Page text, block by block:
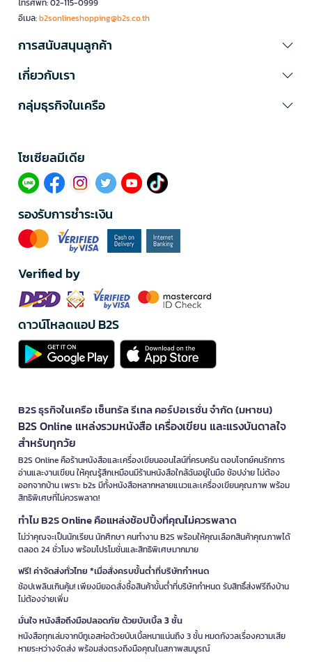
โทรศัพท์: 02-115-0999
อีเมล:b2sonlineshopping@b2s.co.th
การสนับสนุนลูกค้า
เกี่ยวกับเรา
กลุ่มธุรกิจในเครือ
โซเซียลมีเดีย​
รองรับการชำระเงิน
Verified by
ดาวน์โหลดแอป B2S
B2S ธุรกิจในเครือ เซ็นทรัล รีเทล คอร์ปอเรชั่น จำกัด (มหาชน)
B2S Online แหล่งรวมหนังสือ เครื่องเขียน และแรงบันดาลใจ
สำหรับทุกวัย
B2S Online คือร้านหนังสือและเครื่องเขียนออนไลน์ที่ครบครัน ตอบโจทย์คนรักการ
อ่านและงานเขียน ให้คุณรู้สึกเหมือนมีร้านหนังสือใกล้ฉันอยู่ในมือ ช้อปง่าย ไม่ต้อง
ออกจากบ้าน เพราะ b2s มีทั้งหนังสือหลากหลายแนวและเครื่องเขียนคุณภาพ พร้อม
สิทธิพิเศษที่ไม่ควรพลาด!
ทำไม B2S Online คือแหล่งช้อปปิ้งที่คุณไม่ควรพลาด
ไม่ว่าคุณจะเป็นนักเรียน นักศึกษา คนทำงาน B2S พร้อมให้คุณเลือกสินค้าคุณภาพได้
ตลอด 24 ชั่วโมง พร้อมโปรโมชั่นและสิทธิพิเศษมากมาย
ฟรี! ค่าจัดส่งทั่วไทย *เมื่อสั่งครบขั้นต่ำที่บริษัทกำหนด
ช้อปเพลินเกินคุ้ม! เพียงมียอดสั่งซื้อสินค้าขั้นต่ำที่บริษัทกำหนด รับสิทธิ์ส่งฟรีถึงบ้าน
ไม่ต้องจ่ายเพิ่ม
มั่นใจ หนังสือถึงมือปลอดภัย ด้วยบับเบิ้ล 3 ชั้น
หนังสือทุกเล่มจากบีทูเอสห่อด้วยบับเบิ้ลหนาแน่นถึง 3 ชั้น หมดกังวลเรื่องความเสีย
หายระหว่างจัดส่ง พร้อมส่งตรงถึงมือคุณในสภาพสมบูรณ์